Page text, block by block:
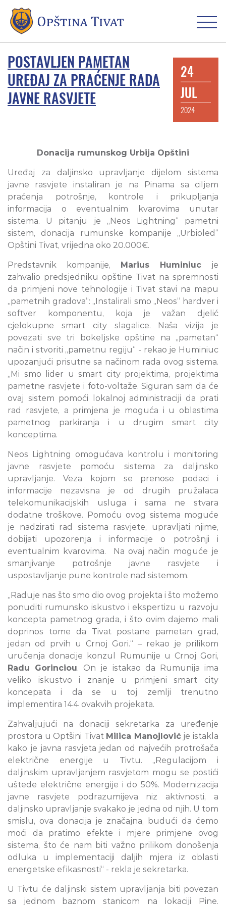
POSTAVLJEN PAMETAN
UREĐAJ ZA PRAĆENJE RADA
JAVNE RASVJETE
24
JUL
2024
Donacija rumunskog Urbija Opštini
Uređaj za daljinsko upravljanje dijelom sistema
javne rasvjete instaliran je na Pinama sa ciljem
praćenja potrošnje, kontrole i prikupljanja
informacija o eventualnim kvarovima unutar
sistema. U pitanju je „Neos Lightning“ pametni
sistem, donacija rumunske kompanije „Urbioled“
Opštini Tivat, vrijedna oko 20.000€.
Predstavnik kompanije, Marius Huminiuc je
zahvalio predsjedniku opštine Tivat na spremnosti
da primjeni nove tehnologije i Tivat stavi na mapu
„pametnih gradova“: „Instalirali smo „Neos“ hardver i
softver komponentu, koja je važan djelić
cjelokupne smart city slagalice. Naša vizija je
povezati sve tri bokeljske opštine na „pametan“
način i stvoriti „pametnu regiju“ - rekao je Huminiuc
upozanjući prisutne sa načinom rada ovog sistema.
„Mi smo lider u smart city projektima, projektima
pametne rasvjete i foto-voltaže. Siguran sam da će
ovaj sistem pomoći lokalnoj administraciji da prati
rad rasvjete, a primjena je moguća i u oblastima
pametnog parkiranja i u drugim smart city
konceptima.
Neos Lightning omogućava kontrolu i monitoring
javne rasvjete pomoću sistema za daljinsko
upravljanje. Veza kojom se prenose podaci i
informacije nezavisna je od drugih pružalaca
telekomunikacijskih usluga i sama ne stvara
dodatne troškove. Pomoću ovog sistema moguće
je nadzirati rad sistema rasvjete, upravljati njime,
dobijati upozorenja i informacije o potrošnji i
eventualnim kvarovima. Na ovaj način moguće je
smanjivanje potrošnje javne rasvjete i
uspostavljanje pune kontrole nad sistemom.
„Raduje nas što smo dio ovog projekta i što možemo
ponuditi rumunsko iskustvo i ekspertizu u razvoju
koncepta pametnog grada, i što ovim dajemo mali
doprinos tome da Tivat postane pametan grad,
jedan od prvih u Crnoj Gori.“ – rekao je prilikom
uručenja donacije konzul Rumunije u Crnoj Gori,
Radu Gorinciou. On je istakao da Rumunija ima
veliko iskustvo i znanje u primjeni smart city
koncepata i da se u toj zemlji trenutno
implementira 144 ovakvih projekata.
Zahvaljujući na donaciji sekretarka za uređenje
prostora u Optšini Tivat Milica Manojlovićje istakla
kako je javna rasvjeta jedan od najvećih protrošača
električne energije u Tivtu. „Regulacijom i
daljinskim upravljanjem rasvjetom mogu se postići
uštede električne energije i do 50%. Modernizacija
javne rasvjete podrazumijeva niz aktivnosti, a
daljinsko upravljanje svakako je jedna od njih. U tom
smislu, ova donacija je značajna, budući da ćemo
moći da pratimo efekte i mjere primjene ovog
sistema, što će nam biti važno prilikom donošenja
odluka u implementaciji daljih mjera iz oblasti
energetske efikasnosti“ - rekla je sekretarka.
U Tivtu će daljinski sistem upravljanja biti povezan
sa jednom baznom stanicom na lokaciji Pine.